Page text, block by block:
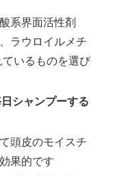
系界面活性剤
ラウロイルメチ
いるものを選び
シャンプーする
頭皮のモイスチ
果的です